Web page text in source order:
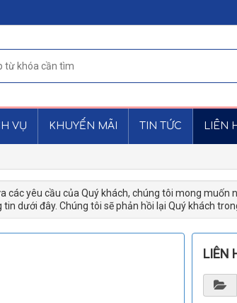
VỤ KHUYẾN MÃI TIN TỨC LIÊN
yêu cầu của Quý khách, chúng tôi mong muốn
dưới đây. Chúng tôi sẽ phản hồi lại Quý khách
LIÊN